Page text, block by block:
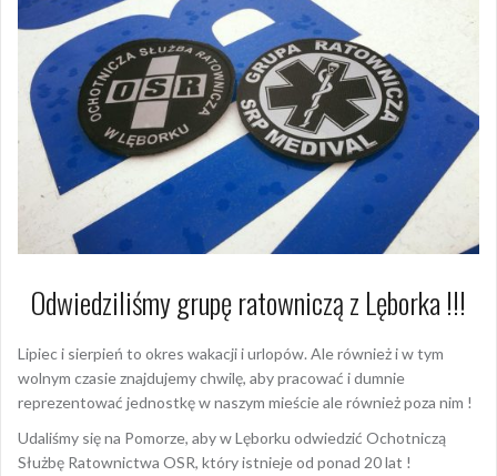
Odwiedziliśmy grupę ratowniczą z Lęborka !!!
Lipiec i sierpień to okres wakacji i urlopów. Ale również i w tym
wolnym czasie znajdujemy chwilę, aby pracować i dumnie
reprezentować jednostkę w naszym mieście ale również poza nim !
Udaliśmy się na Pomorze, aby w Lęborku odwiedzić Ochotniczą
Służbę Ratownictwa OSR, który istnieje od ponad 20 lat !